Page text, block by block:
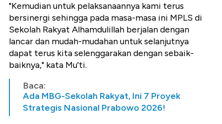
"Kemudian untuk pelaksanaannya kami terus
bersinergi sehingga pada masa-masa ini MPLS di
Sekolah Rakyat Alhamdulillah berjalan dengan
lancar dan mudah-mudahan untuk selanjutnya
dapat terus kita selenggarakan dengan sebaik-
baiknya," kata Mu'ti.
Baca:
Ada MBG-Sekolah Rakyat, Ini 7 Proyek
Strategis Nasional Prabowo 2026!